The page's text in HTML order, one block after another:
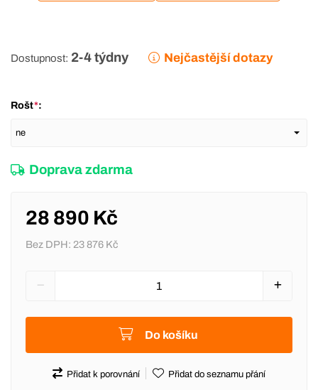
Dostupnost: 2-4 týdny Nejčastější dotazy
Rošt*:
Doprava zdarma
28 890 Kč
Bez DPH: 23 876 Kč
Do košíku
Přidat k porovnání Přidat do seznamu přání